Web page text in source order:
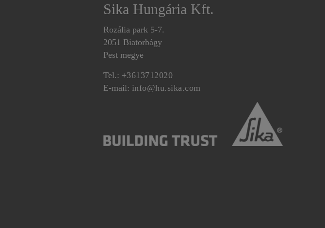
Sika Hungária Kft.
Rozália park 5-7.
2051 Biatorbágy
Pest megye
Tel.: +3613712020
E-mail: info@hu.sika.com